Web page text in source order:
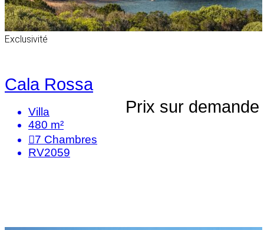
Exclusivité
Cala Rossa
Prix sur demande
Villa
480 m²
7 Chambres
RV2059